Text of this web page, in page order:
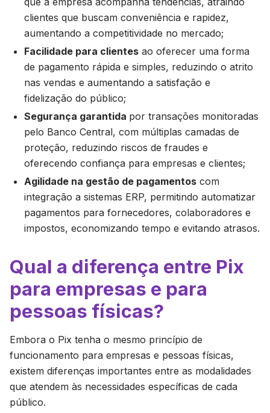
clientes que buscam conveniência e rapidez,
aumentando a competitividade no mercado;
Facilidade para clientes ao oferecer uma forma
de pagamento rápida e simples, reduzindo o atrito
nas vendas e aumentando a satisfação e
fidelização do público;
Segurança garantida por transações monitoradas
pelo Banco Central, com múltiplas camadas de
proteção, reduzindo riscos de fraudes e
oferecendo confiança para empresas e clientes;
Agilidade na gestão de pagamentos com
integração a sistemas ERP, permitindo automatizar
pagamentos para fornecedores, colaboradores e
impostos, economizando tempo e evitando atrasos.
Qual a diferença entre Pix
para empresas e para
pessoas físicas?
Embora o Pix tenha o mesmo princípio de
funcionamento para empresas e pessoas físicas,
existem diferenças importantes entre as modalidades
que atendem às necessidades específicas de cada
público.